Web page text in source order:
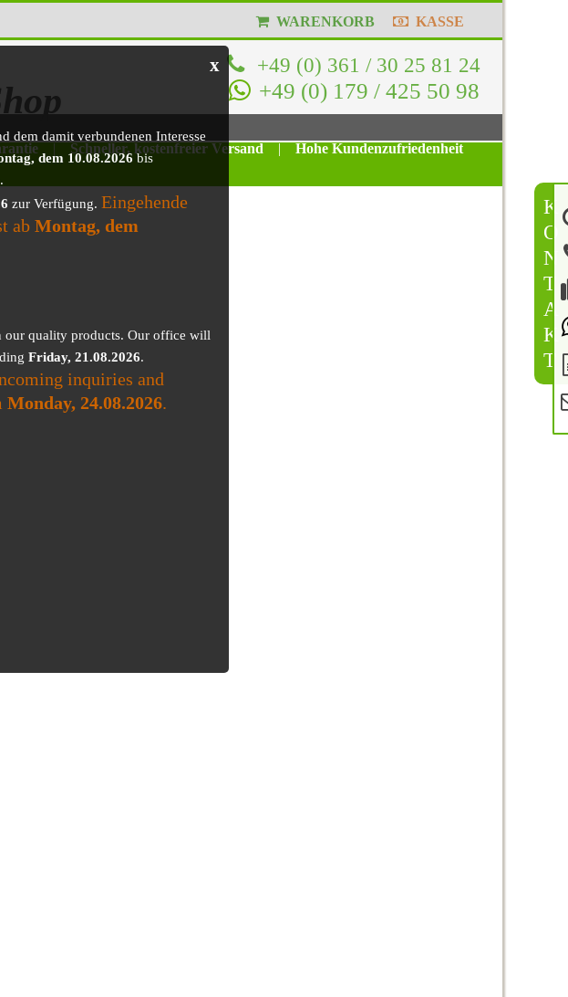
K
O
N
T
A
K
T
WARENKORB KASSE
+49 (0) 361 / 30 25 81 24
+49 (0) 179 / 425 50 98
x
dem damit verbundenen Interesse
dem 10.08.2026bis
zur Verfügung. Eingehende
ab Montag, dem
our quality products. Our office will
Friday, 21.08.2026.
inquiries and
Monday, 24.08.2026.
| Schneller, kostenfreier Versand |
Hohe Kundenzufriedenheit